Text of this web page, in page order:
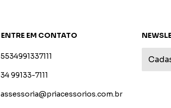
ENTRE EM CONTATO
5534991337111
34 99133-7111
assessoria@priacessorios.com.br